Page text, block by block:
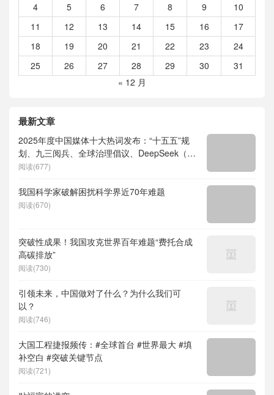
4
5 6 7 8 9
10
11
12 13 14 15 16
17
18
19 20 21 22 23
24
25
26 27 28 29 30
31
« 12 月
最新文章
2025年度中国媒体十大热词发布：“十五五”规
划、九三阅兵、全球治理倡议、DeepSeek（深
度求索）、人形机器人、苏超、票根经济、育
阅读(677)
我国科学家破解困扰科学界近70年难题
阅读(670)
突破性成果！我国攻克世界百年难题“费托合成
高碳排放”
阅读(730)
引领未来，中国做对了什么？为什么我们可
以？
阅读(746)
大国工程捷报频传：#全球首台 #世界最大 #填
补空白 #突破关键节点
阅读(721)